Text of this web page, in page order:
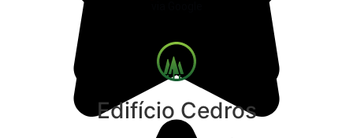
Edifício Cedros